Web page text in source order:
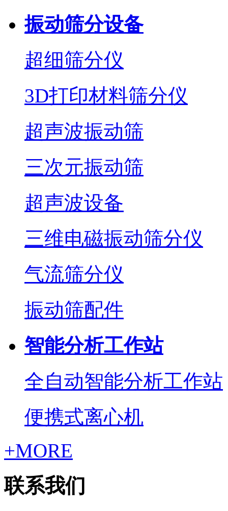
振动筛分设备
超细筛分仪
3D打印材料筛分仪
超声波振动筛
三次元振动筛
超声波设备
三维电磁振动筛分仪
气流筛分仪
振动筛配件
智能分析工作站
全自动智能分析工作站
便携式离心机
+MORE
联系我们